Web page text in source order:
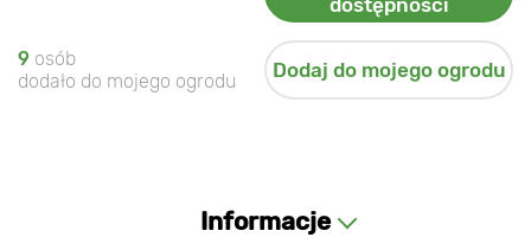
dostępności
9 osób
dodało do mojego ogrodu
Dodaj do mojego ogrodu
Informacje